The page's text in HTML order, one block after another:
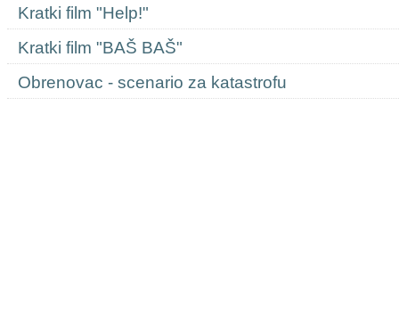
Kratki film "Help!"
Kratki film "BAŠ BAŠ"
Obrenovac - scenario za katastrofu